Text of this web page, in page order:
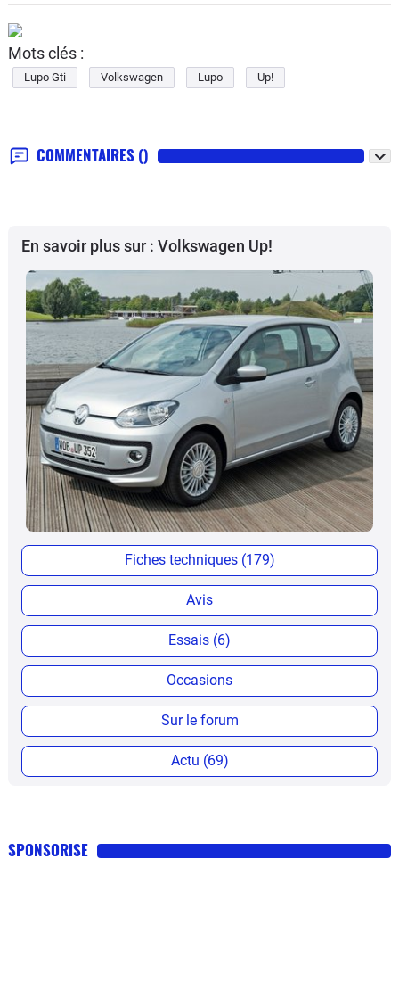
Mots clés :
Lupo Gti Volkswagen Lupo Up!
COMMENTAIRES ()
En savoir plus sur : Volkswagen Up!
Fiches techniques (179)
Avis
Essais (6)
Occasions
Sur le forum
Actu (69)
SPONSORISE